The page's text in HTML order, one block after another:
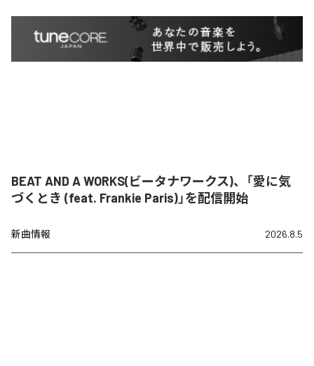
BEAT AND A WORKS(ビータナワークス)、「愛に気
づくとき (feat. Frankie Paris)」を配信開始
新曲情報 2026.8.5